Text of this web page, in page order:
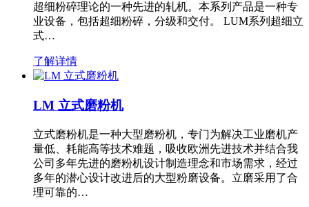
超细粉碎理论的一种先进的轧机。本系列产品是一种专
业设备，包括超细粉碎，分级和交付。 LUM系列超细立
式…
了解详情
LM 立式磨粉机
立式磨粉机是一种大型磨粉机，专门为解决工业磨机产
量低、耗能高等技术难题，吸收欧洲先进技术并结合我
公司多年先进的磨粉机设计制造理念和市场需求，经过
多年的潜心设计改进后的大型粉磨设备。立磨采用了合
理可靠的…